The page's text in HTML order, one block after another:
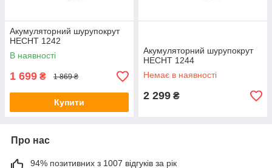
Акумуляторний шурупокрут
HECHT 1242
В наявності
1 699 ₴ 1 869 ₴
Купити
Акумуляторний шурупокрут
HECHT 1244
Немає в наявності
2 299 ₴
Про нас
94% позитивних з 1007 відгуків за рік